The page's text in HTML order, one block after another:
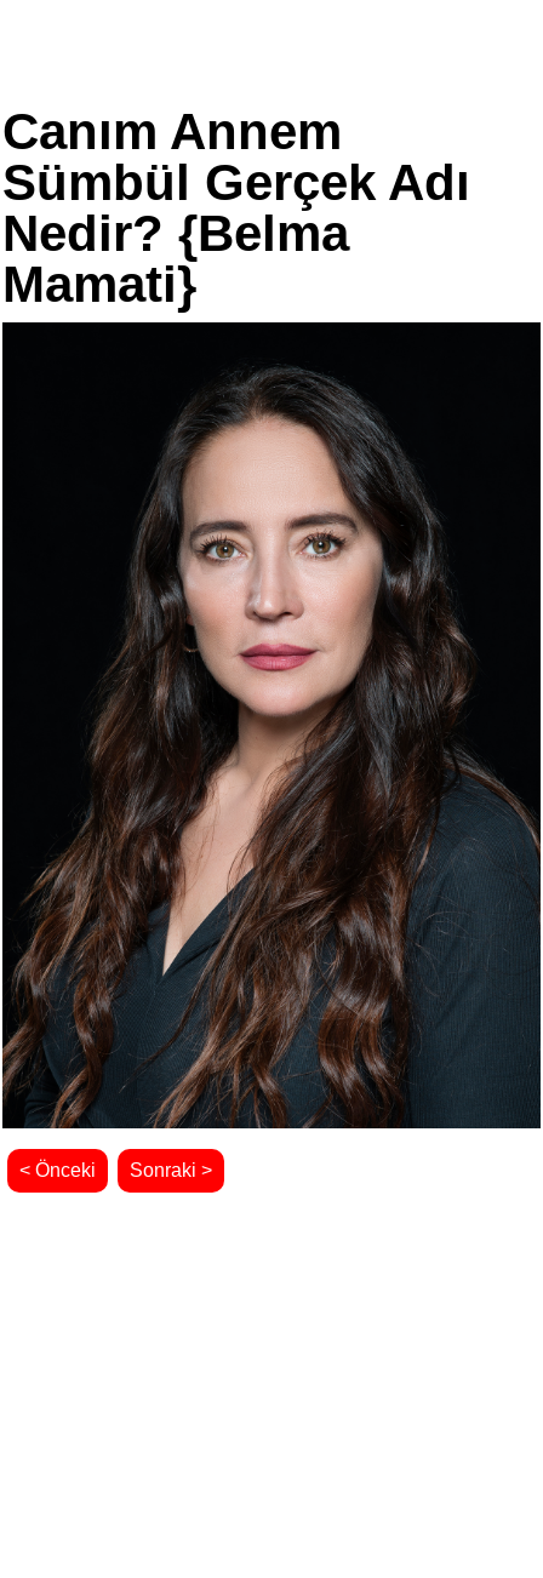
Canım Annem
Sümbül Gerçek Adı
Nedir? {Belma
Mamati}
< Önceki Sonraki >